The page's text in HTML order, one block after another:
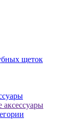
щеток